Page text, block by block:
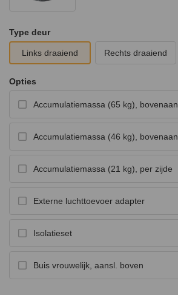
Type deur
Links draaiend Rechts draaiend
Opties
Accumulatiemassa (65 kg), bovenaan
Accumulatiemassa (46 kg), bovenaan
Accumulatiemassa (21 kg), per zijde
Externe luchttoevoer adapter
Isolatieset
Buis vrouwelijk, aansl. boven